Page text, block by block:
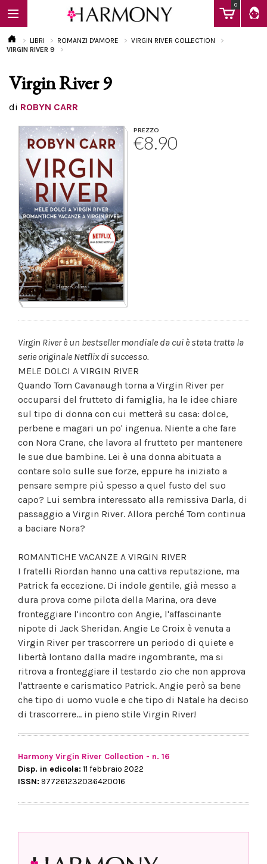
0
EBOOK
Calendario
LIBRI ROMANZI D'AMORE
VIRGIN RIVER COLLECTION
VIRGIN RIVER 9
Virgin River 9
di ROBYN CARR
PREZZO
€8.90
Virgin River è un bestseller mondiale da cui è stata tratta la
serie originale Netflix di successo.
MELE DOLCI A VIRGIN RIVER
Quando Tom Cavanaugh torna a Virgin River per
occuparsi del frutteto di famiglia, ha le idee chiare
sul tipo di donna con cui metterà su casa: dolce,
perbene e magari un po' ingenua. Niente a che fare
con Nora Crane, che lavora al frutteto per mantenere
le sue due bambine. Lei è una donna abituata a
contare solo sulle sue forze, eppure ha iniziato a
pensare sempre più spesso a quel fusto del suo
capo? Lui sembra interessato alla remissiva Darla, di
passaggio a Virgin River. Allora perché Tom continua
a baciare Nora?
ROMANTICHE VACANZE A VIRGIN RIVER
I fratelli Riordan hanno una cattiva reputazione, ma
Patrick fa eccezione. Di indole gentile, già messo a
dura prova come pilota della Marina, ora deve
fronteggiare l'incontro con Angie, l'affascinante
nipote di Jack Sheridan. Angie Le Croix è venuta a
Virgin River per trascorrere un periodo di quiete e
libertà lontano dalla madre ingombrante, ma si
ritrova a fronteggiare il testardo zio che non approva
l'attraente e carismatico Patrick. Angie però sa bene
che tipo di uomo vuole e che tipo di Natale ha deciso
di trascorrere... in pieno stile Virgin River!
Harmony Virgin River Collection - n. 16
Disp. in edicola: 11 febbraio 2022
ISSN: 977261232036420016